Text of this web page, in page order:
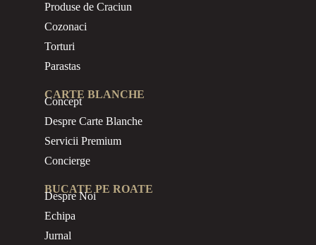
Produse de Craciun
Cozonaci
Torturi
Parastas
CARTE BLANCHE
Concept
Despre Carte Blanche
Servicii Premium
Concierge
BUCATE PE ROATE
Despre Noi
Echipa
Jurnal